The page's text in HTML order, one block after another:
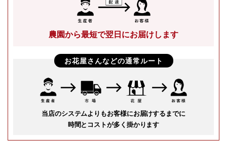
農園から最短で翌日にお届けします
お花屋さんなどの通常ルート
当店のシステムよりもお客様にお届けするまでに
時間とコストが多く掛かります